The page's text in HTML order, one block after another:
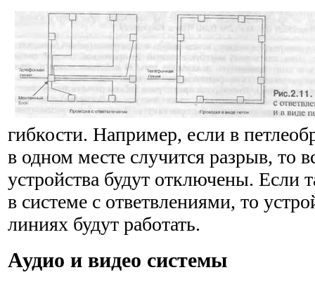
гибкости. Например, если в
в одном месте случится разрыв, то
устройства будут отключены. Если
в сис­теме с ответвлениями, то
линиях будут работать.
Аудио и видео системы